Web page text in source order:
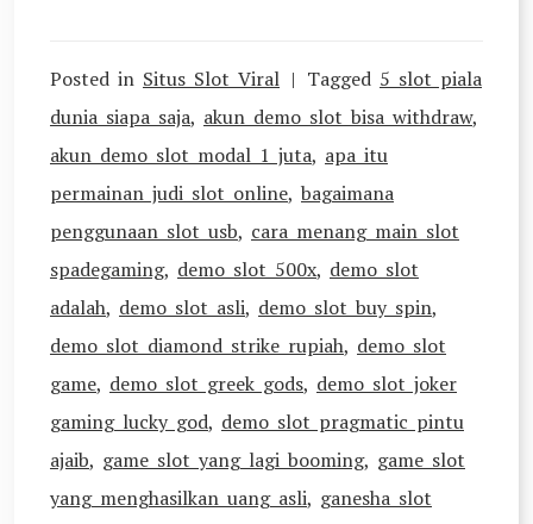
Posted in Situs Slot Viral Tagged 5 slot piala
dunia siapa saja, akun demo slot bisa withdraw,
akun demo slot modal 1 juta, apa itu
permainan judi slot online, bagaimana
penggunaan slot usb, cara menang main slot
spadegaming, demo slot 500x, demo slot
adalah, demo slot asli, demo slot buy spin,
demo slot diamond strike rupiah, demo slot
game, demo slot greek gods, demo slot joker
gaming lucky god, demo slot pragmatic pintu
ajaib, game slot yang lagi booming, game slot
yang menghasilkan uang asli, ganesha slot